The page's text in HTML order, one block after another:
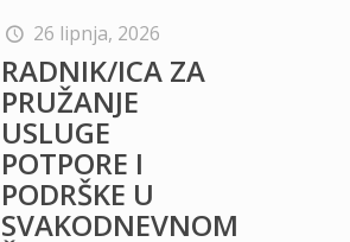
26 lipnja, 2026
RADNIK/ICA ZA
PRUŽANJE
USLUGE
POTPORE I
PODRŠKE U
SVAKODNEVNOM